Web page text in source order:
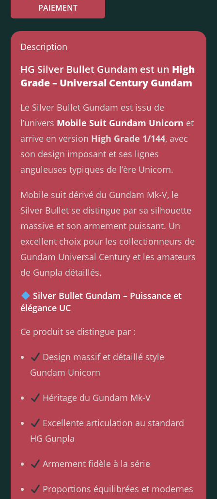
PAIEMENT
Description
HG Silver Bullet Gundam est un High
Grade – Universal Century Gundam
Le Silver Bullet Gundam est issu de
l’univers Mobile Suit Gundam Unicorn et
arrive en version High Grade 1/144, avec
son design imposant et ses lignes
anguleuses typiques de l’ère Unicorn.
Mobile suit dérivé du Gundam Mk-V, le
Silver Bullet se distingue par sa silhouette
massive et son armement puissant. Un
excellent choix pour les collectionneurs de
Gundam Universal Century et les amateurs
de Gunpla détaillés.
Silver Bullet Gundam – Puissance et
élégance UC
Ce produit se distingue par :
Design massif et détaillé style
Gundam Unicorn
Héritage du Gundam Mk-V
Excellente articulation au standard
HG Gunpla
Armement fidèle à la série
Proportions équilibrées et modernes